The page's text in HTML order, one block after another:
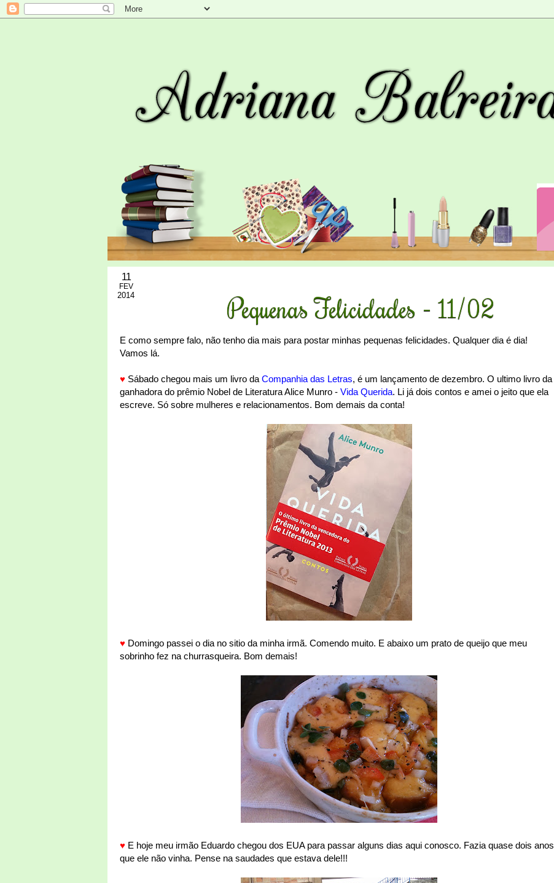
11
FEV
2014 Pequenas Felicidades - 11/02
E como sempre falo, não tenho dia mais para postar minhas pequenas felicidades. Qualquer dia é dia!
Vamos lá.
♥ Sábado chegou mais um livro da Companhia das Letras, é um lançamento de dezembro. O ultimo livro da
ganhadora do prêmio Nobel de Literatura Alice Munro - Vida Querida. Li já dois contos e amei o jeito que ela
escreve. Só sobre mulheres e relacionamentos. Bom demais da conta!
♥ Domingo passei o dia no sitio da minha irmã. Comendo muito. E abaixo um prato de queijo que meu
sobrinho fez na churrasqueira. Bom demais!
♥ E hoje meu irmão Eduardo chegou dos EUA para passar alguns dias aqui conosco. Fazia quase dois anos
que ele não vinha. Pense na saudades que estava dele!!!